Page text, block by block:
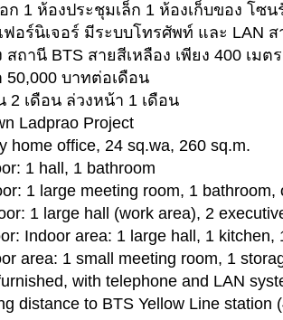
ก 1 ห้องประชุมเล็ก 1 ห้องเก็บของ โซ
ฟอร์นิเจอร์ มีระบบโทรศัพท์ และ LAN
สถานี BTS สายสีเหลือง เพียง 400 เมต
50,000 บาทต่อเดือน
2 เดือน ล่วงหน้า 1 เดือน
Ladprao Project
home office, 24 sq.wa, 260 sq.m.
1 hall, 1 bathroom
1 large meeting room, 1 bathroom,
1 large hall (work area), 2
Indoor area: 1 large hall, 1 kitchen,
area: 1 small meeting room, 1
with telephone and LAN
distance to BTS Yellow Line station